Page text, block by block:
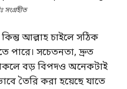
আল্লাহ চাইলে সঠিক
পারে। সচেতনতা, দ্রুত
থাকলে বড় বিপদও অনেকটাই
তৈরি করা হয়েছে যাতে